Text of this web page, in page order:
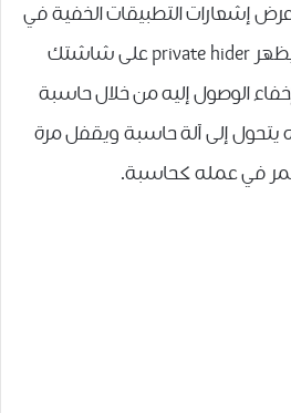
إشعارات التطبيقات الخفية في
مركز الإشعارات.فلن يظهر private hider على شاشتك
الوصول إليه من خلال حاسبة
يتحول إلى آلة حاسبة ويقفل مرة
في عمله كحاسبة.